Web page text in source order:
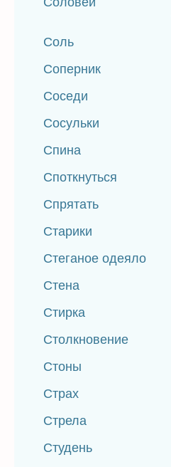
Соль
Соперник
Соседи
Сосульки
Спина
Споткнуться
Спрятать
Старики
Стеганое одеяло
Стена
Стирка
Столкновение
Стоны
Страх
Стрела
Студень